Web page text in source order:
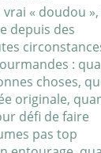
« doudou »,
depuis des
:
choses,
originale,
défi de faire
pas top